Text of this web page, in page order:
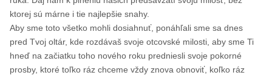
ktorej sú márne i tie najlepšie snahy.
Aby sme toto všetko mohli dosiahnuť, ponáhľali sme sa dnes
pred Tvoj oltár, kde rozdávaš svoje otcovské milosti, aby sme Ti
hneď na začiatku toho nového roku predniesli svoje pokorné
prosby, ktoré toľko ráz chceme vždy znova obnoviť, koľko ráz